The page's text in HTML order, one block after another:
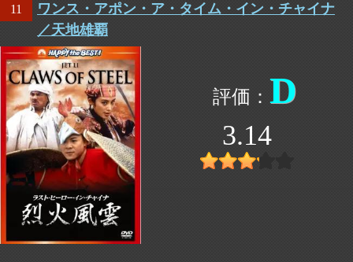
11
ワンス・アポン・ア・タイム・イン・チャイナ
／天地雄覇
D
3.14